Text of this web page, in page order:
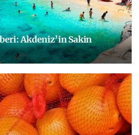
Akdeniz’in Sakin